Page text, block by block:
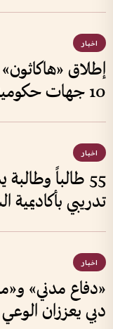
اخبار
إطلاق
10 جهات حكومية وخاصة
اخبار
55 طالباً
تدريبي بأكاديمية
اخبار
«دفاع مدني»
دبي يعززان